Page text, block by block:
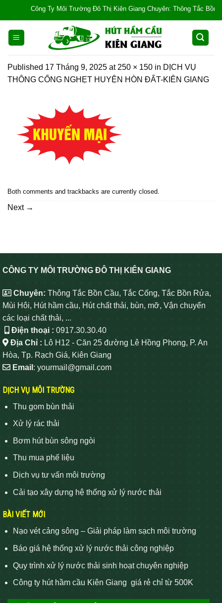
content
Công Ty Môi Trường Đô Thị Kiên Giang Chuyên: Thông Tắc Bồn
Published 17 Tháng 9, 2025 at 250 × 150 in DỊCH VỤ
THÔNG CỐNG NGHẸT HUYỆN HÒN ĐẤT-KIÊN GIANG
Both comments and trackbacks are currently closed.
Next →
CÔNG TY MÔI TRƯỜNG ĐÔ THỊ KIÊN GIANG
Chuyên: Thông Tắc Bồn Cầu, Tắc Cống, Tắc Bồn Rửa,
Mùi Hôi, Hút hầm cầu, Hút chất thải, bùn, mỡ, Vận chuyển
các loại chất thải, ...
Điện thoại : 0917.30.30.40
Địa Chỉ : Lô H12 - Căn 25 đường Lê Hồng Phong, P. An
Hòa, Tp. Rạch Giá, Kiên Giang
Email : yourmail@gmail.com
DỊCH VỤ MÔI TRƯỜNG
Thu gom bùn thải
Xử lý rác thải
Bơm hút bùn sông ngòi
Thu mua phế liệu
Dịch vụ tư vấn môi trường
Cải tạo xây dựng hệ thống xử lý nước thải
BÀI VIẾT MỚI
Nạo vét cảng sông – Giải pháp làm sạch môi trường
Báo giá hệ thống xử lý nước thải công nghiệp
Quy trình xử lý nước thải sinh hoạt chuyên nghiệp
Công ty hút hầm cầu Kiên Giang giá rẻ chỉ từ 500K